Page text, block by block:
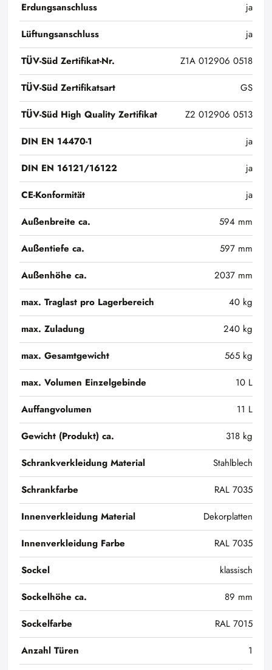
Erdungsanschluss
ja
Lüftungsanschluss
ja
TÜV-Süd Zertifikat-Nr.
Z1A 012906 0518
TÜV-Süd Zertifikatsart
GS
TÜV-Süd High Quality Zertifikat
Z2 012906 0513
DIN EN 14470-1
ja
DIN EN 16121/16122
ja
CE-Konformität
ja
Außenbreite ca.
594 mm
Außentiefe ca.
597 mm
Außenhöhe ca.
2037 mm
max. Traglast pro Lagerbereich
40 kg
max. Zuladung
240 kg
max. Gesamtgewicht
565 kg
max. Volumen Einzelgebinde
10 L
Auffangvolumen
11 L
Gewicht (Produkt) ca.
318 kg
Schrankverkleidung Material
Stahlblech
Schrankfarbe
RAL 7035
Innenverkleidung Material
Dekorplatten
Innenverkleidung Farbe
RAL 7035
Sockel
klassisch
Sockelhöhe ca.
89 mm
Sockelfarbe
RAL 7015
Anzahl Türen
1